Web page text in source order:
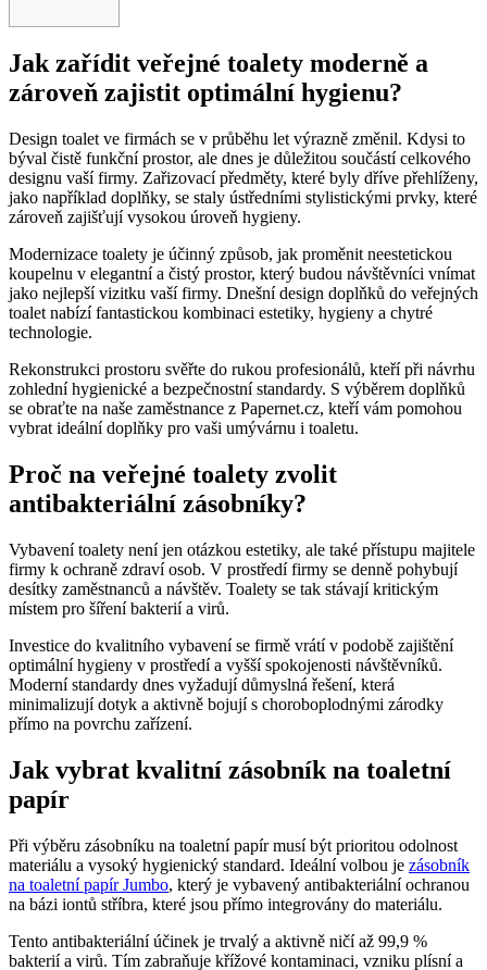
Jak zařídit veřejné toalety moderně a
zároveň zajistit optimální hygienu?
Design toalet ve firmách se v průběhu let výrazně změnil. Kdysi to
býval čistě funkční prostor, ale dnes je důležitou součástí celkového
designu vaší firmy. Zařizovací předměty, které byly dříve přehlíženy,
jako například doplňky, se staly ústředními stylistickými prvky, které
zároveň zajišťují vysokou úroveň hygieny.
Modernizace toalety je účinný způsob, jak proměnit neestetickou
koupelnu v elegantní a čistý prostor, který budou návštěvníci vnímat
jako nejlepší vizitku vaší firmy. Dnešní design doplňků do veřejných
toalet nabízí fantastickou kombinaci estetiky, hygieny a chytré
technologie.
Rekonstrukci prostoru svěřte do rukou profesionálů, kteří při návrhu
zohlední hygienické a bezpečnostní standardy. S výběrem doplňků
se obraťte na naše zaměstnance z Papernet.cz, kteří vám pomohou
vybrat ideální doplňky pro vaši umývárnu i toaletu.
Proč na veřejné toalety zvolit
antibakteriální zásobníky?
Vybavení toalety není jen otázkou estetiky, ale také přístupu majitele
firmy k ochraně zdraví osob. V prostředí firmy se denně pohybují
desítky zaměstnanců a návštěv. Toalety se tak stávají kritickým
místem pro šíření bakterií a virů.
Investice do kvalitního vybavení se firmě vrátí v podobě zajištění
optimální hygieny v prostředí a vyšší spokojenosti návštěvníků.
Moderní standardy dnes vyžadují důmyslná řešení, která
minimalizují dotyk a aktivně bojují s choroboplodnými zárodky
přímo na povrchu zařízení.
Jak vybrat kvalitní zásobník na toaletní
papír
Při výběru zásobníku na toaletní papír musí být prioritou odolnost
materiálu a vysoký hygienický standard. Ideální volbou je zásobník
na toaletní papír Jumbo, který je vybavený antibakteriální ochranou
na bázi iontů stříbra, které jsou přímo integrovány do materiálu.
Tento antibakteriální účinek je trvalý a aktivně ničí až 99,9 %
bakterií a virů. Tím zabraňuje křížové kontaminaci, vzniku plísní a